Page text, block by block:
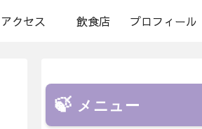
アクセス 飲食店 プロフィール
メニュー